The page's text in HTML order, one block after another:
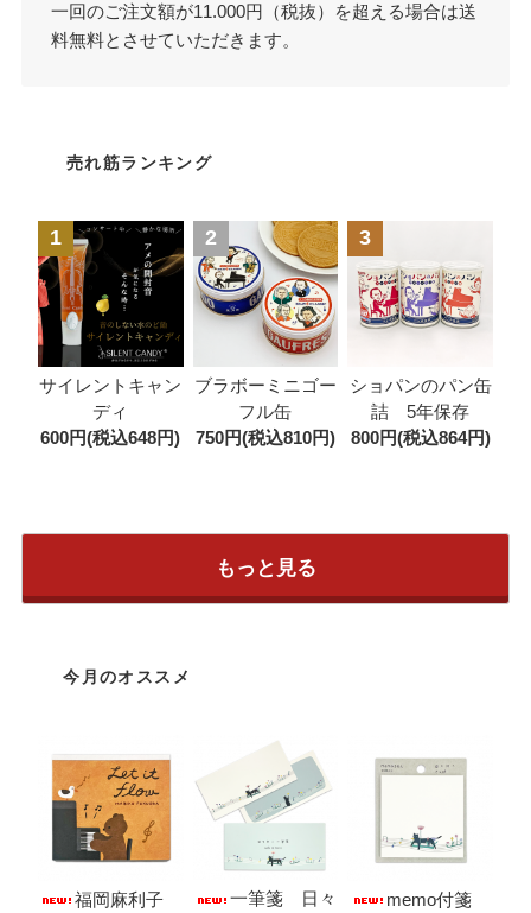
一回のご注文額が11.000円（税抜）を超える場合は送
料無料とさせていただきます。
売れ筋ランキング
1
サイレントキャン
ディ
600円(税込648円)
2
ブラボーミニゴー
フル缶
750円(税込810円)
3
ショパンのパン缶
詰 5年保存
800円(税込864円)
もっと見る
今月のオススメ
福岡麻利子
一筆箋 日々
memo付箋